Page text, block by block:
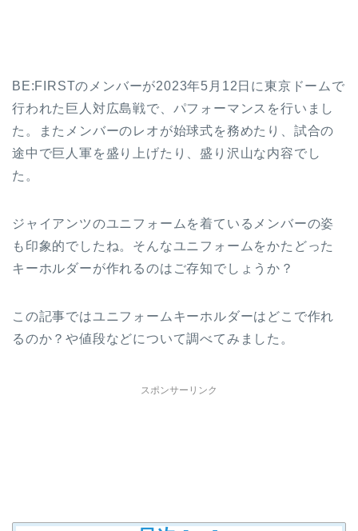
BE:FIRSTのメンバーが2023年5月12日に東京ドームで
行われた巨人対広島戦で、パフォーマンスを行いまし
た。またメンバーのレオが始球式を務めたり、試合の
途中で巨人軍を盛り上げたり、盛り沢山な内容でし
た。
ジャイアンツのユニフォームを着ているメンバーの姿
も印象的でしたね。そんなユニフォームをかたどった
キーホルダーが作れるのはご存知でしょうか？
この記事ではユニフォームキーホルダーはどこで作れ
るのか？や値段などについて調べてみました。
スポンサーリンク